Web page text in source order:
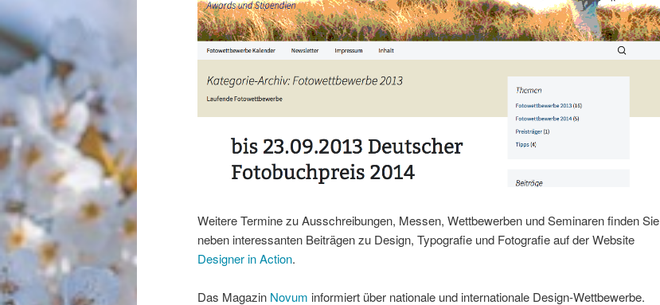
Weitere Termine zu Ausschreibungen, Messen, Wettbewerben und Seminaren finden Sie
neben interessanten Beiträgen zu Design, Typografie und Fotografie auf der Website
Designer in Action.
Das Magazin Novum informiert über nationale und internationale Design-Wettbewerbe.